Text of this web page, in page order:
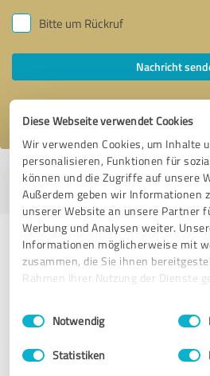
Diese Webseite verwendet Cookies
Wir verwenden Cookies, um Inhalte
personalisieren, Funktionen für
können und die Zugriffe auf unsere
Außerdem geben wir Informationen
unserer Website an unsere Partner
Werbung und Analysen weiter.
Informationen möglicherweise mit
zusammen, die Sie ihnen
Rahmen Ihrer Nutzung der Dienste
Impressum
Einwilligungsauswahl
Notwendig
Statistiken
Bitte um Rückruf
Nachricht
Ich stimme den
Profil aktiv seit 15.02.2023 |Letzte
melden
Erfahrungen zu
Anbietern aus
PiP Laser